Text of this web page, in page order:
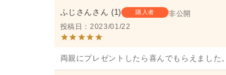
ふじさん 1 購入者
非公開
投稿日
2023/01/22
両親にプレゼントしたら喜んでもらえました。